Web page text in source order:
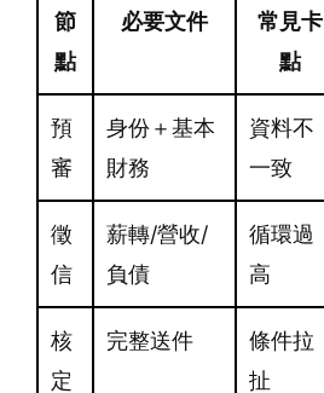
節
點
必要文件
常見卡
點
預
審
身份＋基本
財務
資料不
一致
徵
信
薪轉/營收/
負債
循環過
高
核
定
完整送件
條件拉
扯